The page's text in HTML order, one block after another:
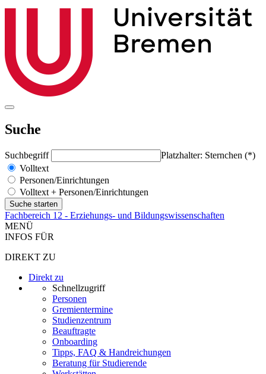
Suche
Suchbegriff
Platzhalter: Sternchen (*)
Volltext
Personen/Einrichtungen
Volltext + Personen/Einrichtungen
Fachbereich 12 - Erziehungs- und Bildungswissenschaften
MENÜ
INFOS FÜR
DIREKT ZU
Direkt zu
Schnellzugriff
Personen
Gremientermine
Studienzentrum
Beauftragte
Onboarding
Tipps, FAQ & Handreichungen
Beratung für Studierende